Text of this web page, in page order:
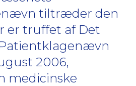
tiltræder den
er truffet af Det
2006,
medicinske